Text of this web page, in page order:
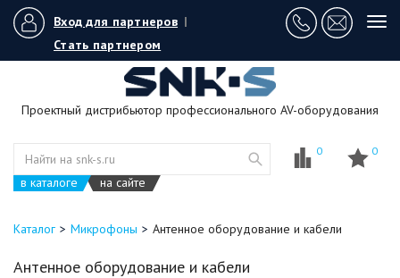
Вход для партнеров |
Стать партнером
Проектный дистрибьютор профессионального AV-оборудования
в каталоге на сайте
0 0
Каталог Микрофоны Антенное оборудование и кабели
Антенное оборудование и кабели